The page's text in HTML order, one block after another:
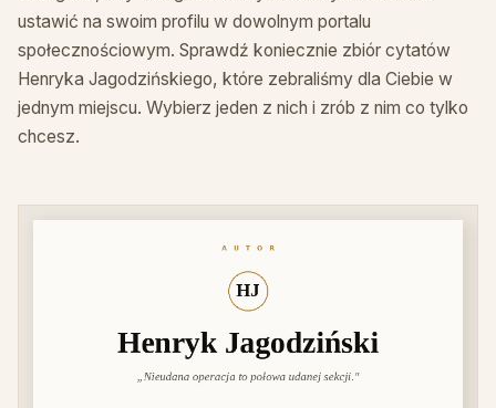
ustawić na swoim profilu w dowolnym portalu
społecznościowym. Sprawdź koniecznie zbiór cytatów
Henryka Jagodzińskiego, które zebraliśmy dla Ciebie w
jednym miejscu. Wybierz jeden z nich i zrób z nim co tylko
chcesz.